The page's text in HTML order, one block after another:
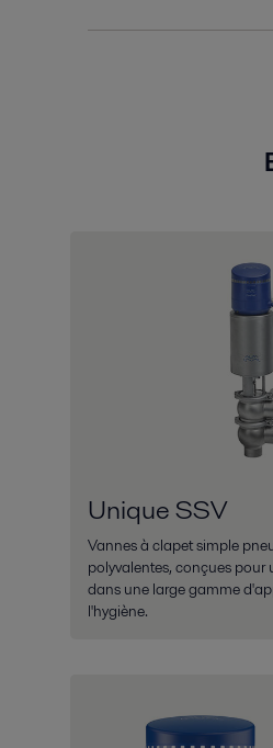
Unique SSV
Vannes à clapet simple
polyvalentes, conçues
dans une large gamme
l'hygiène.